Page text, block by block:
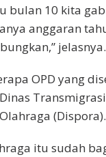
bulan 10 kita
anggaran
jelasnya.
OPD yang
(Dispora).
itu sudah